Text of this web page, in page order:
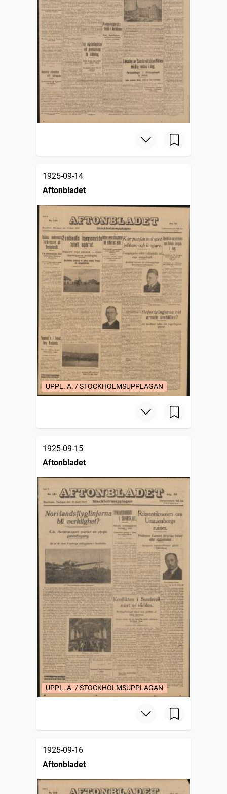
1925-09-14
Aftonbladet
UPPL. A. / STOCKHOLMSUPPLAGAN
1925-09-15
Aftonbladet
UPPL. A. / STOCKHOLMSUPPLAGAN
1925-09-16
Aftonbladet